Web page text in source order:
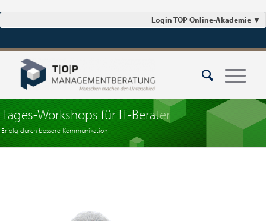
Login TOP Online-Akademie ▼
Erfolg durch bessere Kommunikation
Tages-Workshops für IT-Berater